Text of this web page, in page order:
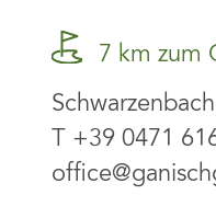
7 km zum
T +39 0471